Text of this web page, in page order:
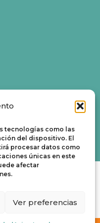
tecnologías como las
del dispositivo. El
procesar datos como
únicas en este
afectar
Ver preferencias